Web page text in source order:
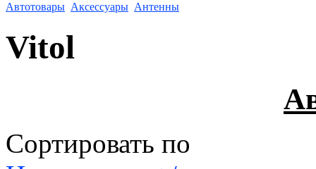
Автотовары Аксессуары Антенны
Vitol
Сортировать по